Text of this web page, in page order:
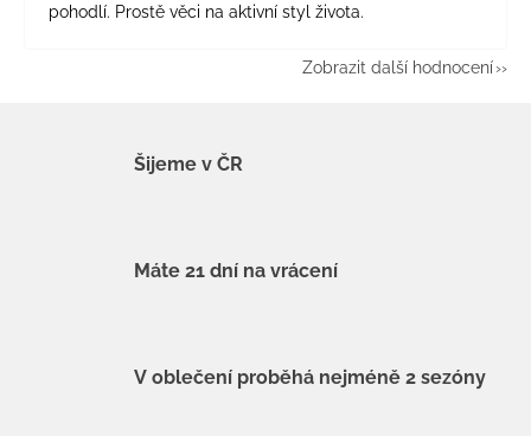
pohodlí. Prostě věci na aktivní styl života.
Zobrazit další hodnocení
Šijeme v ČR
Máte 21 dní na vrácení
V oblečení proběhá nejméně 2 sezóny